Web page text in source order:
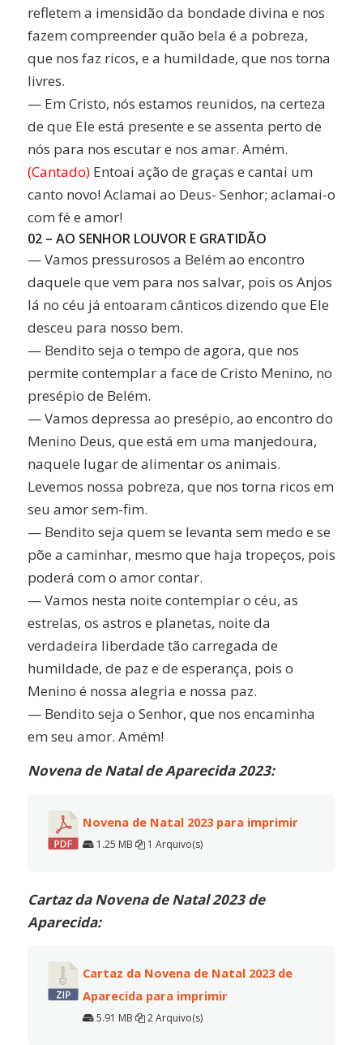
refletem a imensidão da bondade divina e nos
fazem compreender quão bela é a pobreza,
que nos faz ricos, e a humildade, que nos torna
livres.
— Em Cristo, nós estamos reunidos, na certeza
de que Ele está presente e se assenta perto de
nós para nos escutar e nos amar. Amém.
(Cantado)Entoai ação de graças e cantai um
canto novo! Aclamai ao Deus- Senhor; aclamai-o
com fé e amor!
02 – AO SENHOR LOUVOR E GRATIDÃO
— Vamos pressurosos a Belém ao encontro
daquele que vem para nos salvar, pois os Anjos
lá no céu já entoaram cânticos dizendo que Ele
desceu para nosso bem.
— Bendito seja o tempo de agora, que nos
permite contemplar a face de Cristo Menino, no
presépio de Belém.
— Vamos depressa ao presépio, ao encontro do
Menino Deus, que está em uma manjedoura,
naquele lugar de alimentar os animais.
Levemos nossa pobreza, que nos torna ricos em
seu amor sem-fim.
— Bendito seja quem se levanta sem medo e se
põe a caminhar, mesmo que haja tropeços, pois
poderá com o amor contar.
— Vamos nesta noite contemplar o céu, as
estrelas, os astros e planetas, noite da
verdadeira liberdade tão carregada de
humildade, de paz e de esperança, pois o
Menino é nossa alegria e nossa paz.
— Bendito seja o Senhor, que nos encaminha
em seu amor. Amém!
Novena de Natal de Aparecida 2023:
Novena de Natal 2023 para imprimir
1.25 MB 1 Arquivo(s)
Cartaz da Novena de Natal 2023 de
Aparecida:
Cartaz da Novena de Natal 2023 de
Aparecida para imprimir
5.91 MB 2 Arquivo(s)